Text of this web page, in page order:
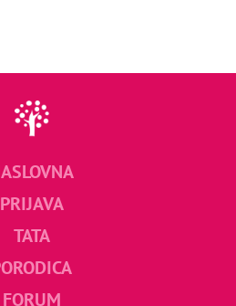
PRIJAVA
TATA
FORUM